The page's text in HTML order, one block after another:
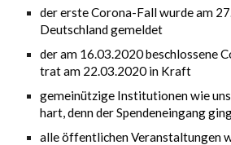
der erste Corona-Fall wurde am
Deutschland gemeldet
der am 16.03.2020 beschlossene
trat am 22.03.2020 in Kraft
gemeinützige Institutionen wie
hart, denn der Spendeneingang
alle öffentlichen Veranstaltungen